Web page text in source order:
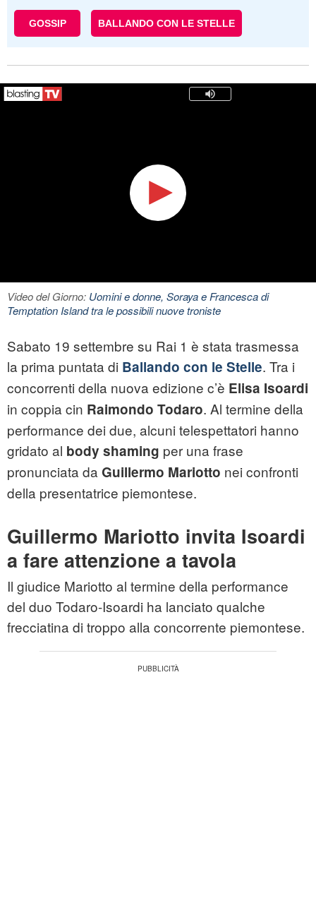
GOSSIP BALLANDO CON LE STELLE
Video del Giorno: Uomini e donne, Soraya e Francesca di
Temptation Island tra le possibili nuove troniste
Sabato 19 settembre su Rai 1 è stata trasmessa
la prima puntata di Ballando con le Stelle. Tra i
concorrenti della nuova edizione c’è Elisa Isoardi
in coppia cin Raimondo Todaro. Al termine della
performance dei due, alcuni telespettatori hanno
gridato al body shaming per una frase
pronunciata da Guillermo Mariotto nei confronti
della presentatrice piemontese.
Guillermo Mariotto invita Isoardi
a fare attenzione a tavola
Il giudice Mariotto al termine della performance
del duo Todaro-Isoardi ha lanciato qualche
frecciatina di troppo alla concorrente piemontese.